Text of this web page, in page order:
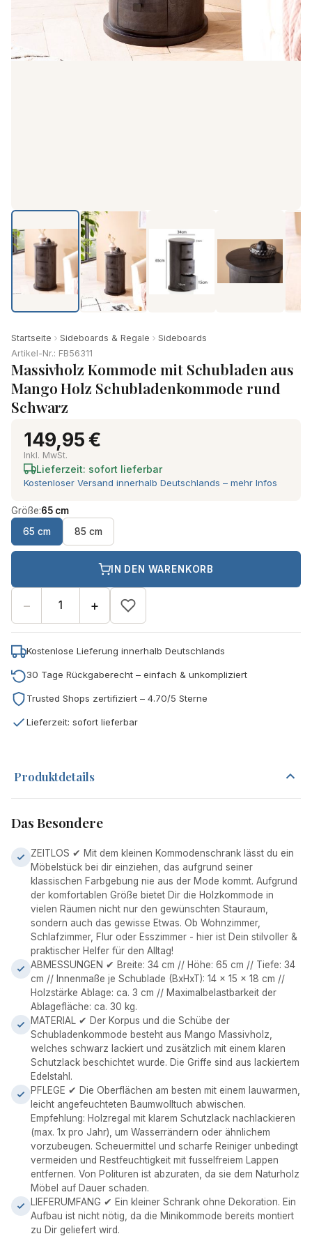
Startseite Sideboards & Regale
Sideboards
Artikel-Nr.: FB56311
Massivholz Kommode mit Schubladen aus
Mango Holz Schubladenkommode rund
Schwarz
149,95 €
Inkl. MwSt.
Lieferzeit: sofort lieferbar
Kostenloser Versand innerhalb Deutschlands – mehr Infos
Größe:65 cm
65 cm
85 cm
− +
IN DEN WARENKORB
Kostenlose Lieferung innerhalb Deutschlands
30 Tage Rückgaberecht – einfach & unkompliziert
Trusted Shops zertifiziert – 4.70/5 Sterne
Lieferzeit: sofort lieferbar
Produktdetails
Das Besondere
ZEITLOS ✔ Mit dem kleinen Kommodenschrank lässt du ein
Möbelstück bei dir einziehen, das aufgrund seiner
klassischen Farbgebung nie aus der Mode kommt. Aufgrund
der komfortablen Größe bietet Dir die Holzkommode in
vielen Räumen nicht nur den gewünschten Stauraum,
sondern auch das gewisse Etwas. Ob Wohnzimmer,
Schlafzimmer, Flur oder Esszimmer - hier ist Dein stilvoller &
praktischer Helfer für den Alltag!
ABMESSUNGEN ✔ Breite: 34 cm // Höhe: 65 cm // Tiefe: 34
cm // Innenmaße je Schublade (BxHxT): 14 x 15 x 18 cm //
Holzstärke Ablage: ca. 3 cm // Maximalbelastbarkeit der
Ablagefläche: ca. 30 kg.
MATERIAL ✔ Der Korpus und die Schübe der
Schubladenkommode besteht aus Mango Massivholz,
welches schwarz lackiert und zusätzlich mit einem klaren
Schutzlack beschichtet wurde. Die Griffe sind aus lackiertem
Edelstahl.
PFLEGE ✔ Die Oberflächen am besten mit einem lauwarmen,
leicht angefeuchteten Baumwolltuch abwischen.
Empfehlung: Holzregal mit klarem Schutzlack nachlackieren
(max. 1x pro Jahr), um Wasserrändern oder ähnlichem
vorzubeugen. Scheuermittel und scharfe Reiniger unbedingt
vermeiden und Restfeuchtigkeit mit fusselfreiem Lappen
entfernen. Von Polituren ist abzuraten, da sie dem Naturholz
Möbel auf Dauer schaden.
LIEFERUMFANG ✔ Ein kleiner Schrank ohne Dekoration. Ein
Aufbau ist nicht nötig, da die Minikommode bereits montiert
zu Dir geliefert wird.